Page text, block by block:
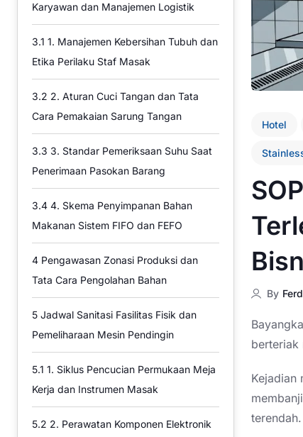
Karyawan dan Manajemen Logistik
3.1 1. Manajemen Kebersihan Tubuh dan
Etika Perilaku Staf Masak
3.2 2. Aturan Cuci Tangan dan Tata
Cara Pemakaian Sarung Tangan
3.3 3. Standar Pemeriksaan Suhu Saat
Penerimaan Pasokan Barang
3.4 4. Skema Penyimpanan Bahan
Makanan Sistem FIFO dan FEFO
4 Pengawasan Zonasi Produksi dan
Tata Cara Pengolahan Bahan
5 Jadwal Sanitasi Fasilitas Fisik dan
Pemeliharaan Mesin Pendingin
5.1 1. Siklus Pencucian Permukaan Meja
Kerja dan Instrumen Masak
5.2 2. Perawatan Komponen Elektronik
Hotel
By
berteriak
Kejadian
terendah.